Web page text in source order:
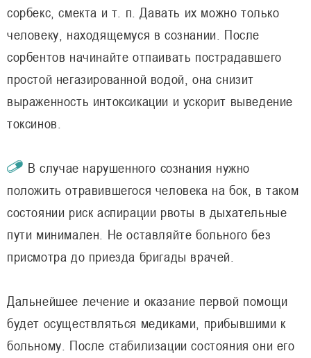
сорбекс, смекта и т. п. Давать их можно только
человеку, находящемуся в сознании. После
сорбентов начинайте отпаивать пострадавшего
простой негазированной водой, она снизит
выраженность интоксикации и ускорит выведение
токсинов.
В случае нарушенного сознания нужно
положить отравившегося человека на бок, в таком
состоянии риск аспирации рвоты в дыхательные
пути минимален. Не оставляйте больного без
присмотра до приезда бригады врачей.
Дальнейшее лечение и оказание первой помощи
будет осуществляться медиками, прибывшими к
больному. После стабилизации состояния они его